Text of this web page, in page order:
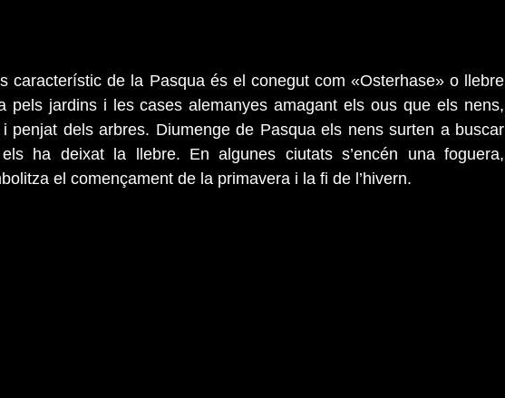
característic de la Pasqua és el conegut com «Osterhase» o llebre
pels jardins i les cases alemanyes amagant els ous que els nens,
penjat dels arbres. Diumenge de Pasqua els nens surten a buscar
ha deixat la llebre. En algunes ciutats s’encén una foguera,
el començament de la primavera i la fi de l’hivern.